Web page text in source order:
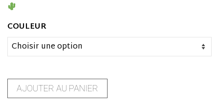
COULEUR
AJOUTER AU PANIER